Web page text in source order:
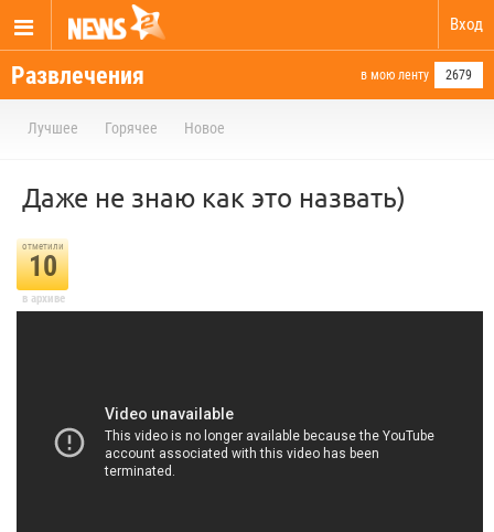
Вход
Развлечения в мою ленту 2679
Лучшее Горячее Новое
Даже не знаю как это назвать)
отметили
10
в архиве